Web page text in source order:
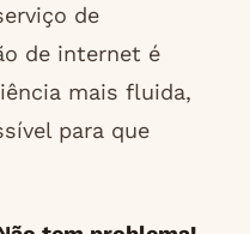
de
de internet é
mais fluida,
para que